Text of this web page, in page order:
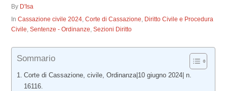
By D'Isa
InCassazione civile 2024,Corte di Cassazione, Diritto Civile e Procedura
Civile,Sentenze - Ordinanze,Sezioni Diritto
Sommario
Corte di Cassazione, civile, Ordinanza|10 giugno 2024| n.
16116.